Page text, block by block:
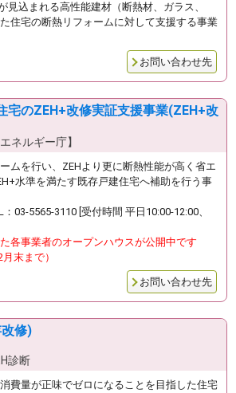
見込まれる高性能建材（断熱材、ガラス、
住宅の断熱リフォームに対して支援する事業
お問い合わせ先
宅のZEH+改修実証支援事業(ZEH+改
ネルギー庁】
ムを行い、ZEHより更に断熱性能が高く省エ
水準を満たす既存戸建住宅へ補助を行う事
03-5565-3110 [受付時間 平日10:00-12:00、
各事業者のオープンハウスが公開中です
末まで）
お問い合わせ先
修)
診断
費量が正味でゼロになることを目指した住宅